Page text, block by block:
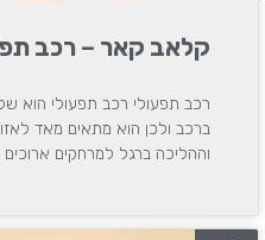
קלאב קאר – רכב
רכב תפעולי רכב תפעולי הוא
ברכב ולכן הוא מתאים מאד
וההליכה ברגל למרחקים ארוכים